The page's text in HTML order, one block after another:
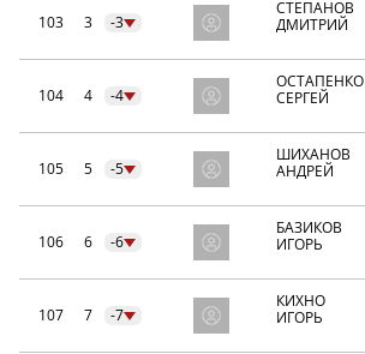
103 3 -3
СТЕПАНОВ
ДМИТРИЙ
104 4 -4
ОСТАПЕНКО
СЕРГЕЙ
105 5 -5
ШИХАНОВ
АНДРЕЙ
106 6 -6
БАЗИКОВ
ИГОРЬ
107 7 -7
КИХНО
ИГОРЬ